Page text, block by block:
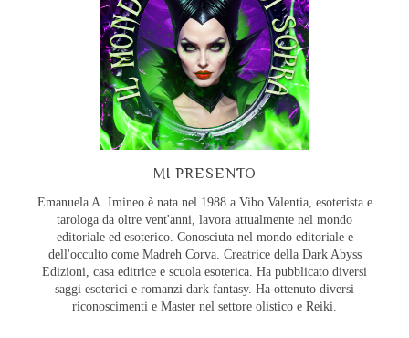
MI PRESENTO
Emanuela A. Imineo è nata nel 1988 a Vibo Valentia, esoterista e
tarologa da oltre vent'anni, lavora attualmente nel mondo
editoriale ed esoterico. Conosciuta nel mondo editoriale e
dell'occulto come Madreh Corva. Creatrice della Dark Abyss
Edizioni, casa editrice e scuola esoterica. Ha pubblicato diversi
saggi esoterici e romanzi dark fantasy. Ha ottenuto diversi
riconoscimenti e Master nel settore olistico e Reiki.